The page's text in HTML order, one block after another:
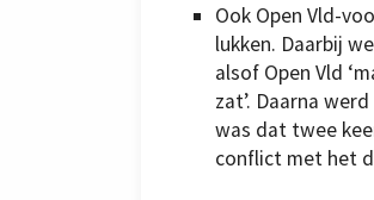
Ook Open Vld-
lukken. Daarbij
alsof Open Vld
zat’. Daarna
was dat twee
conflict met het